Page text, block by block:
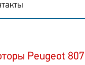
Peugeot